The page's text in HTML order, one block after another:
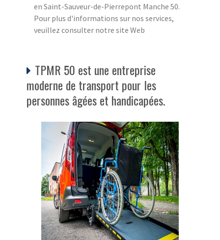
en Saint-Sauveur-de-Pierrepont Manche 50.
Pour plus d'informations sur nos services,
veuillez consulter notre site Web
TPMR 50 est une entreprise
moderne de transport pour les
personnes âgées et handicapées.